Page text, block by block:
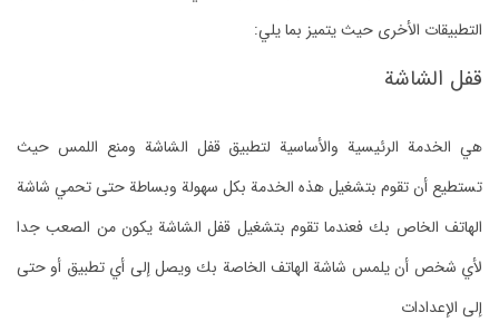
التطبيقات الأخرى حيث يتميز بما يلي:
قفل الشاشة
هي الخدمة الرئيسية والأساسية لتطبيق قفل الشاشة ومنع اللمس حيث
تستطيع أن تقوم بتشغيل هذه الخدمة بكل سهولة وبساطة حتى تحمي شاشة
الهاتف الخاص بك فعندما تقوم بتشغيل قفل الشاشة يكون من الصعب جدا
لأي شخص أن يلمس شاشة الهاتف الخاصة بك ويصل إلى أي تطبيق أو حتى
إلى الإعدادات